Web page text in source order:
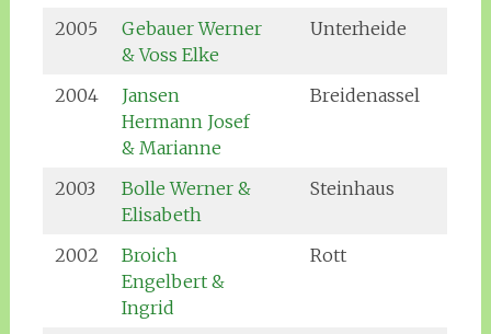
2005
Gebauer Werner
& Voss Elke
Unterheide
2004
Jansen
Hermann Josef
& Marianne
Breidenassel
2003
Bolle Werner &
Elisabeth
Steinhaus
2002
Broich
Engelbert &
Ingrid
Rott